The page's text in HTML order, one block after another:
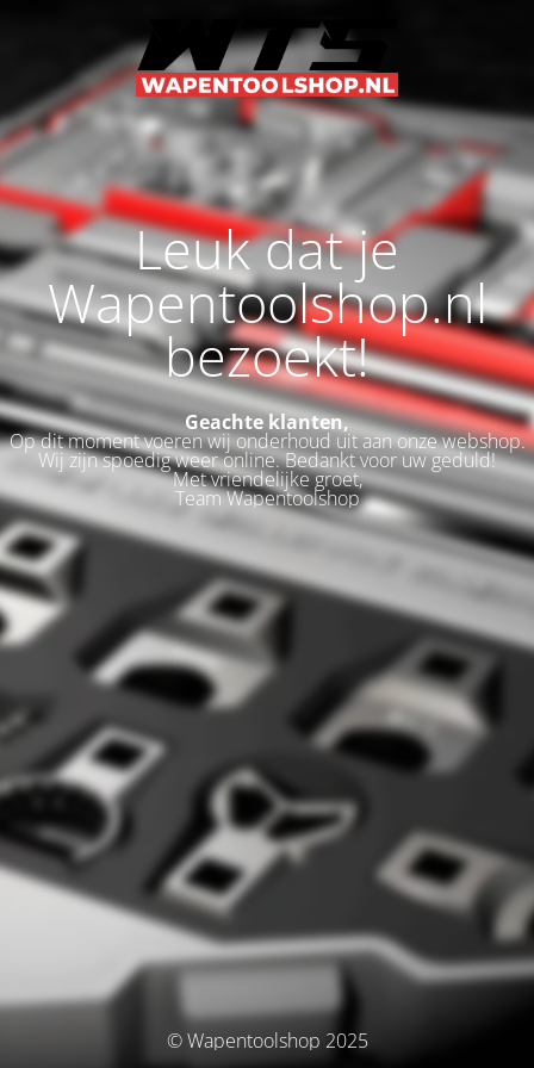
Leuk dat je
Wapentoolshop.nl
bezoekt!
Geachte klanten,
Op dit moment voeren wij onderhoud uit aan onze webshop.
Wij zijn spoedig weer online. Bedankt voor uw geduld!
Met vriendelijke groet,
Team Wapentoolshop
© Wapentoolshop 2025